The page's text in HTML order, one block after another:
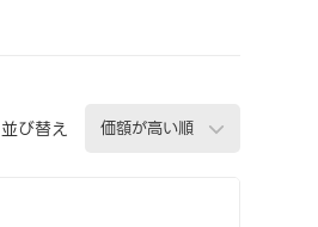
並び替え